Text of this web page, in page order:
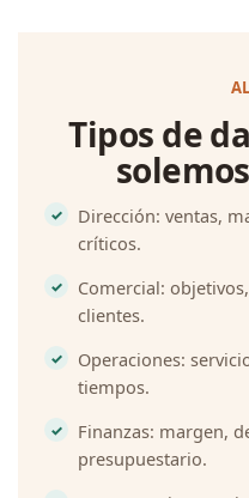
Tipos de
Dirección: ventas,
críticos.
Comercial:
clientes.
Operaciones:
tiempos.
Finanzas: margen,
presupuestario.